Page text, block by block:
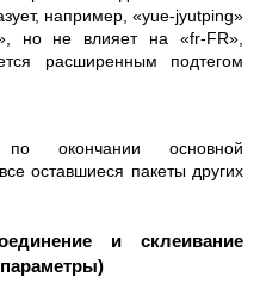
например, «yue-jyutping»
но не влияет на «fr-FR»,
расширенным подтегом
по окончании основной
оставшиеся пакеты других
и склеивание